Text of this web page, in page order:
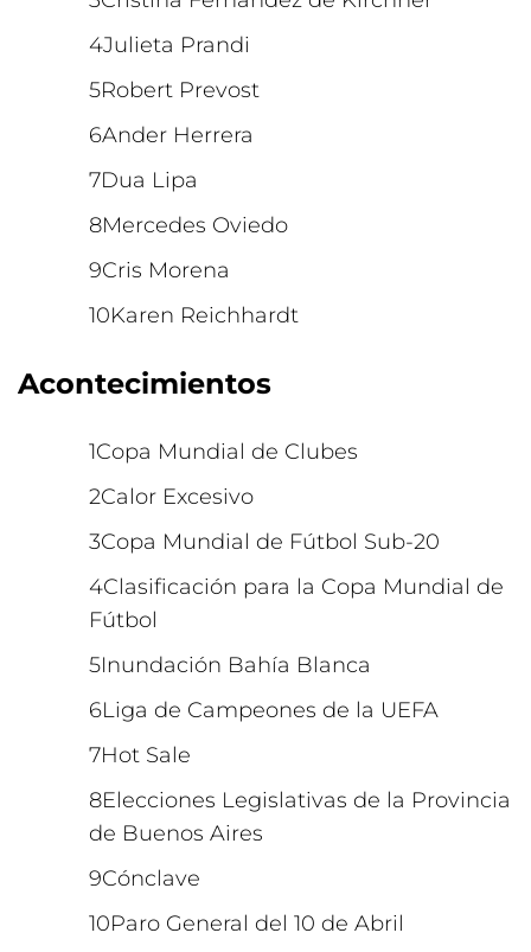
Julieta Prandi
Robert Prevost
Ander Herrera
Dua Lipa
Mercedes Oviedo
Cris Morena
Karen Reichhardt
Acontecimientos
Copa Mundial de Clubes
Calor Excesivo
Copa Mundial de Fútbol Sub-20
Clasificación para la Copa Mundial de
Fútbol
Inundación Bahía Blanca
Liga de Campeones de la UEFA
Hot Sale
Elecciones Legislativas de la Provincia
de Buenos Aires
Cónclave
Paro General del 10 de Abril